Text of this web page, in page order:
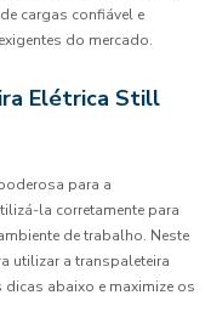
cargas confiável e
do mercado.
Elétrica Still
para a
la corretamente para
de trabalho. Neste
utilizar a transpaleteira
dicas abaixo e maximize os